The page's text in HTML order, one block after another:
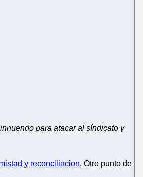
para atacar al síndicato y
y reconciliacion. Otro punto de